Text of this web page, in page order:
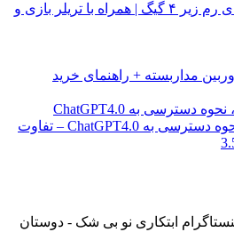
۱۰ بازی پیشنهادی برای رم زیر ۴ گیگ | همراه با تریلر بازی و
GPT-4 معرفی شد، نحوه دسترسی به ChatGPT4.0 – تفاوت
ابتکاری نو بی شک - دوستان